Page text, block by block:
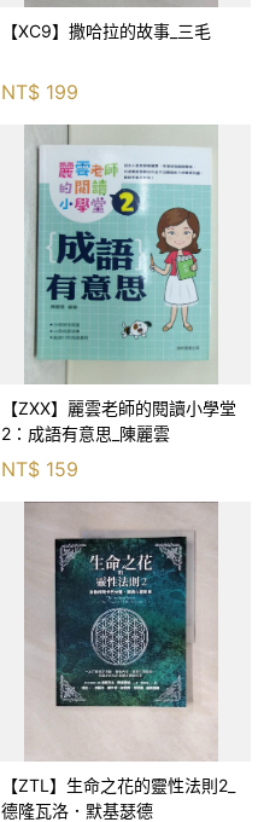
【XC9】撒哈拉的故事_三毛
NT$ 199
【ZXX】麗雲老師的閱讀小學堂
2：成語有意思_陳麗雲
NT$ 159
【ZTL】生命之花的靈性法則2_
德隆瓦洛．默基瑟德